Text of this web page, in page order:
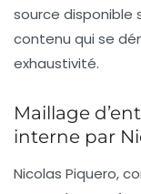
source disponible
contenu qui se
exhaustivité.
Maillage
interne par
Nicolas Piquero,